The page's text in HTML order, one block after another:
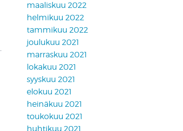
maaliskuu 2022
helmikuu 2022
tammikuu 2022
joulukuu 2021
marraskuu 2021
lokakuu 2021
syyskuu 2021
elokuu 2021
heinäkuu 2021
toukokuu 2021
huhtikuu 2021